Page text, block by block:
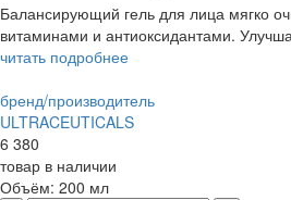
Балансирующий гель для лица мягко
витаминами и антиоксидантами.
читать подробнее
бренд/производитель
ULTRACEUTICALS
6 380
товар в наличии
Объём: 200 мл